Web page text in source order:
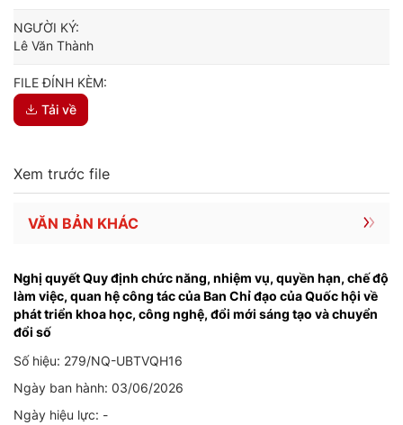
NGƯỜI KÝ:
Lê Văn Thành
FILE ĐÍNH KÈM:
Tải về
Xem trước file
VĂN BẢN KHÁC
Nghị quyết Quy định chức năng, nhiệm vụ, quyền hạn, chế độ
làm việc, quan hệ công tác của Ban Chỉ đạo của Quốc hội về
phát triển khoa học, công nghệ, đổi mới sáng tạo và chuyển
đổi số
Số hiệu: 279/NQ-UBTVQH16
Ngày ban hành: 03/06/2026
Ngày hiệu lực: -